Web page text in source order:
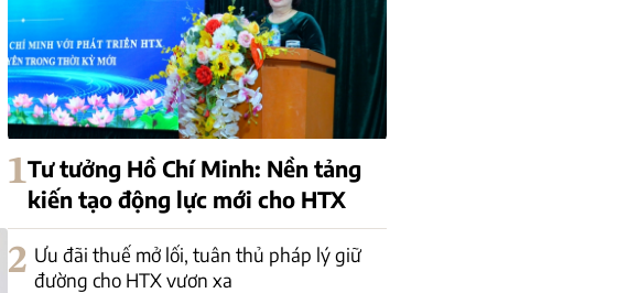
1Tư tưởng Hồ Chí Minh: Nền tảng
kiến tạo động lực mới cho HTX
2 Ưu đãi thuế mở lối, tuân thủ pháp lý giữ
đường cho HTX vươn xa